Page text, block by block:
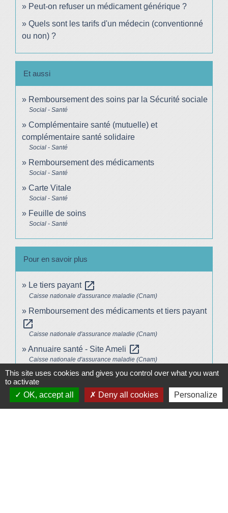
Peut-on refuser un médicament générique ?
Quels sont les tarifs d'un médecin (conventionné
ou non) ?
Et aussi
Remboursement des soins par la Sécurité sociale
Social - Santé
Complémentaire santé (mutuelle) et
complémentaire santé solidaire
Social - Santé
Remboursement des médicaments
Social - Santé
Carte Vitale
Social - Santé
Feuille de soins
Social - Santé
Pour en savoir plus
Le tiers payant open_in_new
Caisse nationale d'assurance maladie (Cnam)
Remboursement des médicaments et tiers payant
open_in_new
Caisse nationale d'assurance maladie (Cnam)
Annuaire santé - Site Ameli open_in_new
Caisse nationale d'assurance maladie (Cnam)
Signaler une erreur sur cette page
This site uses cookies and gives you control over what you want
to activate
OK, accept all
Deny all cookies Personalize